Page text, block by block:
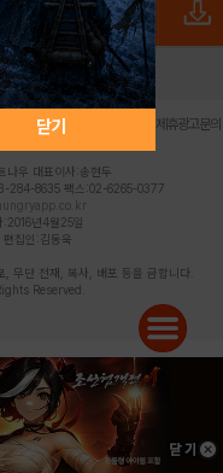
닫기
전체앱
불법촬영물 신고센터 제휴광고문의
나우 대표이사:송현두
284-8635 팩스:02-6265-0377
년4월25일
집인:김동욱
, 무단 전재, 복사, 배포 등을 금합니다.
Reserved.